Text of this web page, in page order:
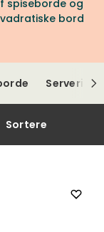
spiseborde og
bord
Sortere